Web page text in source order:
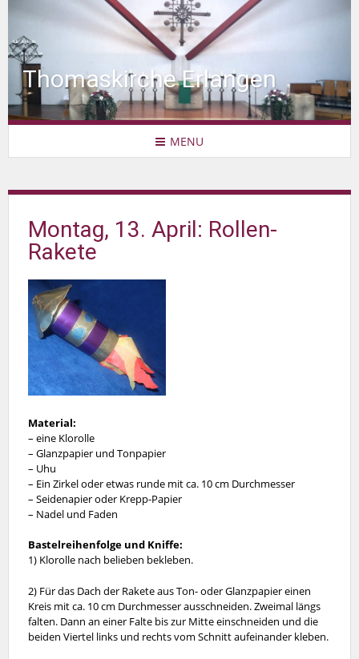
Thomaskirche Erlangen
MENU
Montag, 13. April: Rollen-
Rakete
Material:
– eine Klorolle
– Glanzpapier und Tonpapier
– Uhu
– Ein Zirkel oder etwas runde mit ca. 10 cm Durchmesser
– Seidenapier oder Krepp-Papier
– Nadel und Faden
Bastelreihenfolge und Kniffe:
1) Klorolle nach belieben bekleben.
2) Für das Dach der Rakete aus Ton- oder Glanzpapier einen
Kreis mit ca. 10 cm Durchmesser ausschneiden. Zweimal längs
falten. Dann an einer Falte bis zur Mitte einschneiden und die
beiden Viertel links und rechts vom Schnitt aufeinander kleben.